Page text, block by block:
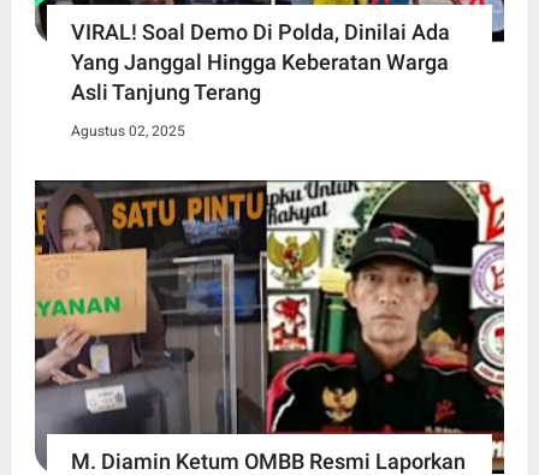
VIRAL! Soal Demo Di Polda, Dinilai Ada
Yang Janggal Hingga Keberatan Warga
Asli Tanjung Terang
Agustus 02, 2025
M. Diamin Ketum OMBB Resmi Laporkan